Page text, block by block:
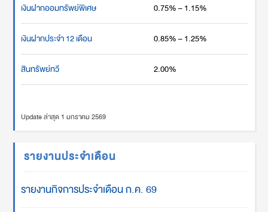
เงินฝากออมทรัพย์พิเศษ 0.75% – 1.15%
เงินฝากประจำ 12 เดือน 0.85% – 1.25%
สินทรัพย์ทวี 2.00%
Update ล่าสุด 1 มกราคม 2569
รายงานประจำเดือน
รายงานกิจการประจำเดือน ก.ค. 69